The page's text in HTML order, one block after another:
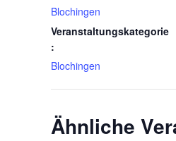
Blochingen
Veranstaltungskategorie
:
Blochingen
Ähnliche